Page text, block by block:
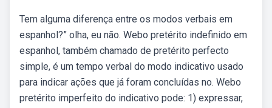
Tem alguma diferença entre os modos verbais em
espanhol?” olha, eu não. Webo pretérito indefinido em
espanhol, também chamado de pretérito perfecto
simple, é um tempo verbal do modo indicativo usado
para indicar ações que já foram concluídas no. Webo
pretérito imperfeito do indicativo pode: 1) expressar,